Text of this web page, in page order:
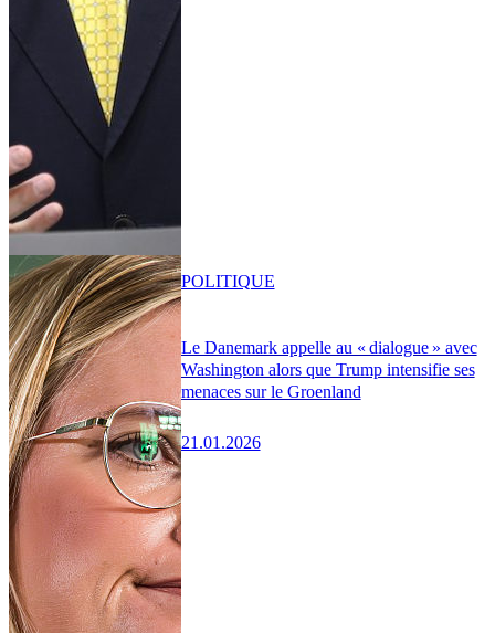
Le Danemark appelle au « dialogue » avec
Washington alors que Trump intensifie ses
menaces sur le Groenland
21.01.2026
POLITIQUE